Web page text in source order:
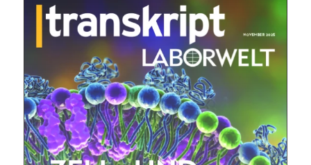
E-
Mail
(erforderlich)